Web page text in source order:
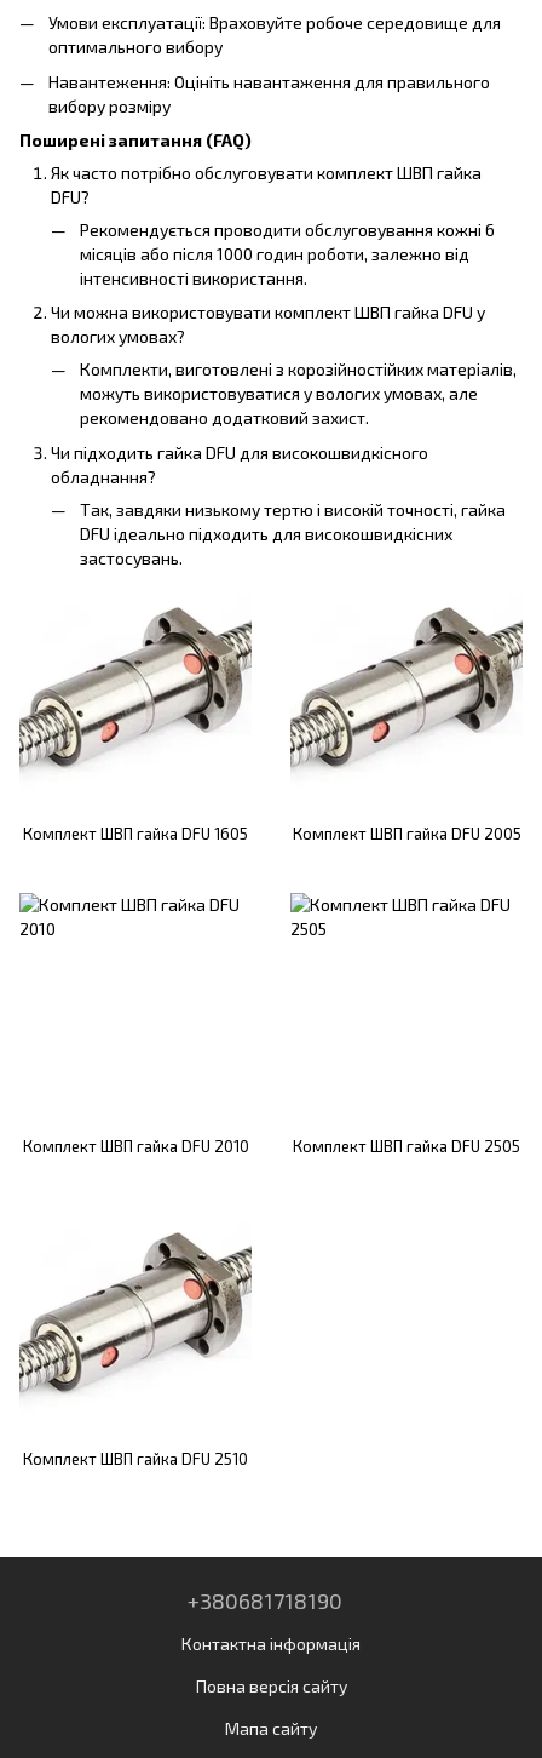
Умови експлуатації: Враховуйте робоче середовище для
оптимального вибору
Навантеження: Оцініть навантаження для правильного
вибору розміру
Поширені запитання (FAQ)
Як часто потрібно обслуговувати комплект ШВП гайка
DFU?
Рекомендується проводити обслуговування кожні 6
місяців або після 1000 годин роботи, залежно від
інтенсивності використання.
Чи можна використовувати комплект ШВП гайка DFU у
вологих умовах?
Комплекти, виготовлені з корозійностійких матеріалів,
можуть використовуватися у вологих умовах, але
рекомендовано додатковий захист.
Чи підходить гайка DFU для високошвидкісного
обладнання?
Так, завдяки низькому тертю і високій точності, гайка
DFU ідеально підходить для високошвидкісних
застосувань.
Комплект ШВП гайка DFU 1605 Комплект ШВП гайка DFU 2005
Комплект ШВП гайка DFU 2010 Комплект ШВП гайка DFU 2505
Комплект ШВП гайка DFU 2510
+380681718190
Контактна інформація
Повна версія сайту
Мапа сайту